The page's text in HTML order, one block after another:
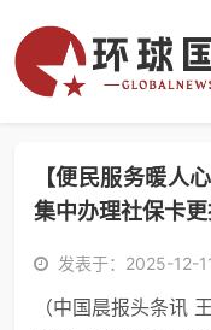
【便民服务暖人
集中办理社保卡
发表于：2025-12-
（中国晨报头条讯